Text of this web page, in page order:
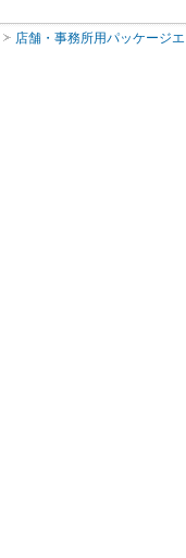
店舗・事務所用パッケージ